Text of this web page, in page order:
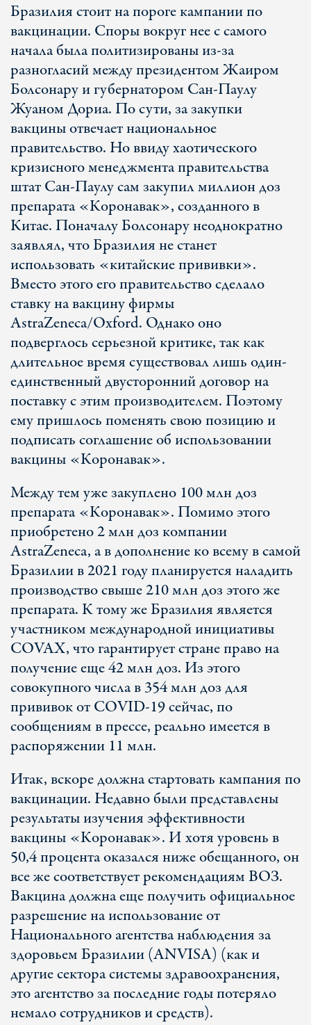
Бразилия стоит на пороге кампании по
вакцинации. Споры вокруг нее с самого
начала была политизированы из-за
разногласий между президентом Жаиром
Болсонару и губернатором Сан-Паулу
Жуаном Дориа. По сути, за закупки
вакцины отвечает национальное
правительство. Но ввиду хаотического
кризисного менеджмента правительства
штат Сан-Паулу сам закупил миллион доз
препарата «Коронавак», созданного в
Китае. Поначалу Болсонару неоднократно
заявлял, что Бразилия не станет
использовать «китайские прививки».
Вместо этого его правительство сделало
ставку на вакцину фирмы
AstraZeneca/Oxford. Однако оно
подверглось серьезной критике, так как
длительное время существовал лишь один-
единственный двусторонний договор на
поставку с этим производителем. Поэтому
ему пришлось поменять свою позицию и
подписать соглашение об использовании
вакцины «Коронавак».
Между тем уже закуплено 100 млн доз
препарата «Коронавак». Помимо этого
приобретено 2 млн доз компании
AstraZeneca, а в дополнение ко всему в самой
Бразилии в 2021 году планируется наладить
производство свыше 210 млн доз этого же
препарата. К тому же Бразилия является
участником международной инициативы
COVAX, что гарантирует стране право на
получение еще 42 млн доз. Из этого
совокупного числа в 354 млн доз для
прививок от COVID-19 сейчас, по
сообщениям в прессе, реально имеется в
распоряжении 11 млн.
Итак, вскоре должна стартовать кампания по
вакцинации. Недавно были представлены
результаты изучения эффективности
вакцины «Коронавак». И хотя уровень в
50,4 процента оказался ниже обещанного, он
все же соответствует рекомендациям ВОЗ.
Вакцина должна еще получить официальное
разрешение на использование от
Национального агентства наблюдения за
здоровьем Бразилии (ANVISA) (как и
другие сектора системы здравоохранения,
это агентство за последние годы потеряло
немало сотрудников и средств).